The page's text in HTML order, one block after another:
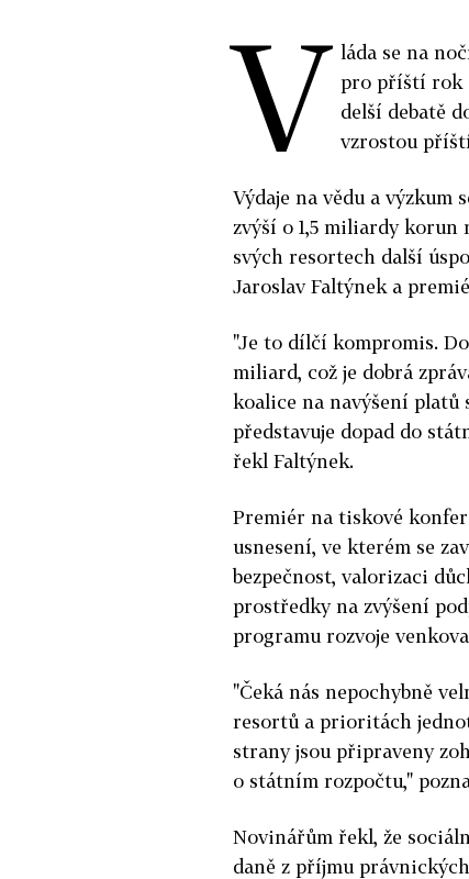
V láda se na
pro příští rok
delší debatě
vzrostou
Výdaje na vědu a
zvýší o 1,5 miliardy
svých resortech další
Jaroslav Faltýnek a
"Je to dílčí kompromis.
miliard, což je dobrá
koalice na navýšení
představuje dopad do
řekl Faltýnek.
Premiér na tiskové
usnesení, ve kterém se
bezpečnost, valorizaci
prostředky na zvýšení
programu rozvoje
"Čeká nás nepochybně
resortů a prioritách
strany jsou připraveny
o státním rozpočtu,"
Novinářům řekl, že
daně z příjmu